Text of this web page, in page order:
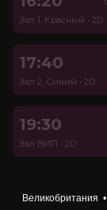
Зал 1, Красный • 2D
17:40
Зал 2, Синий • 2D
19:30
Зал ВИП • 2D
Великобритания •